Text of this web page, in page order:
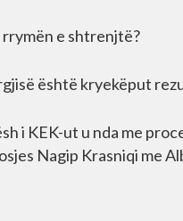
e shtrenjtë?
është kryekëput
i KEK-ut u nda me
Nagip Krasniqi me